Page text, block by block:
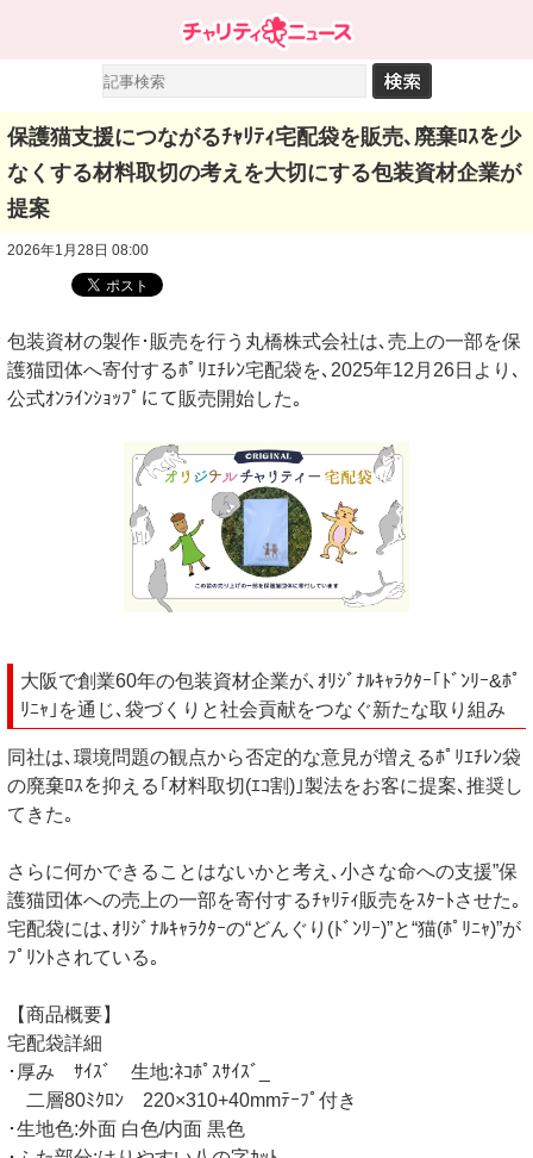
保護猫支援につながるﾁｬﾘﾃｨ宅配袋を販売､廃棄ﾛｽを少
なくする材料取切の考えを大切にする包装資材企業が
提案
2026年1月28日 08:00
包装資材の製作･販売を行う丸橋株式会社は､売上の一部を保
護猫団体へ寄付するﾎﾟﾘｴﾁﾚﾝ宅配袋を､2025年12月26日より､
公式ｵﾝﾗｲﾝｼｮｯﾌﾟにて販売開始した｡
大阪で創業60年の包装資材企業が､ｵﾘｼﾞﾅﾙｷｬﾗｸﾀｰ｢ﾄﾞﾝﾘｰ&ﾎﾟ
ﾘﾆｬ｣を通じ､袋づくりと社会貢献をつなぐ新たな取り組み
同社は､環境問題の観点から否定的な意見が増えるﾎﾟﾘｴﾁﾚﾝ袋
の廃棄ﾛｽを抑える｢材料取切(ｴｺ割)｣製法をお客に提案､推奨し
てきた｡
さらに何かできることはないかと考え､小さな命への支援”保
護猫団体への売上の一部を寄付するﾁｬﾘﾃｨ販売をｽﾀｰﾄさせた｡
宅配袋には､ｵﾘｼﾞﾅﾙｷｬﾗｸﾀｰの“どんぐり(ﾄﾞﾝﾘｰ)”と“猫(ﾎﾟﾘﾆｬ)”が
ﾌﾟﾘﾝﾄされている｡
【商品概要】
宅配袋詳細
･厚み ｻｲｽﾞ 生地:ﾈｺﾎﾟｽｻｲｽﾞ_
二層80ﾐｸﾛﾝ 220×310+40mmﾃｰﾌﾟ付き
･生地色:外面 白色/内面 黒色